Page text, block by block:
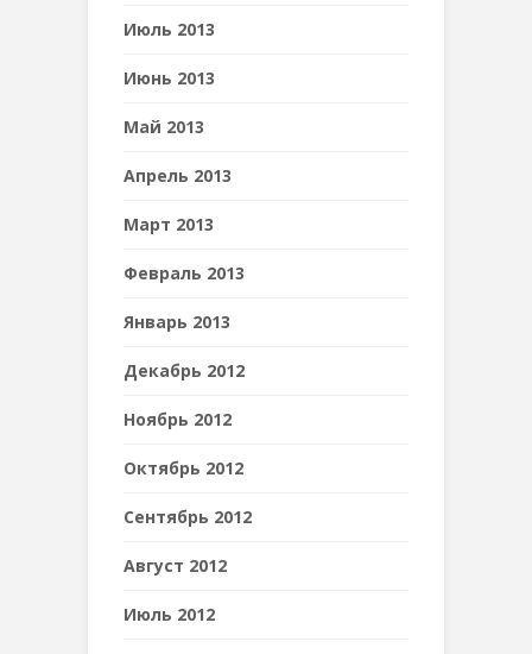
Июль 2013
Июнь 2013
Май 2013
Апрель 2013
Март 2013
Февраль 2013
Январь 2013
Декабрь 2012
Ноябрь 2012
Октябрь 2012
Сентябрь 2012
Август 2012
Июль 2012